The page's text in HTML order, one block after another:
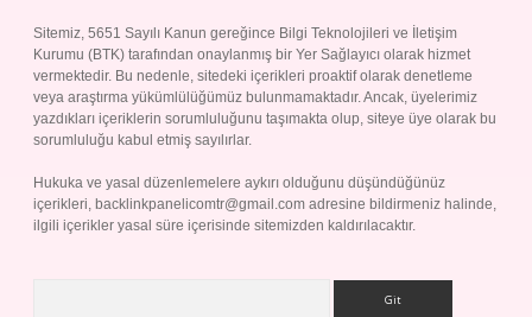
Sitemiz, 5651 Sayılı Kanun gereğince Bilgi Teknolojileri ve İletişim
Kurumu (BTK) tarafından onaylanmış bir Yer Sağlayıcı olarak hizmet
vermektedir. Bu nedenle, sitedeki içerikleri proaktif olarak denetleme
veya araştırma yükümlülüğümüz bulunmamaktadır. Ancak, üyelerimiz
yazdıkları içeriklerin sorumluluğunu taşımakta olup, siteye üye olarak bu
sorumluluğu kabul etmiş sayılırlar.
Hukuka ve yasal düzenlemelere aykırı olduğunu düşündüğünüz
içerikleri, backlinkpanelicomtr@gmail.com adresine bildirmeniz halinde,
ilgili içerikler yasal süre içerisinde sitemizden kaldırılacaktır.